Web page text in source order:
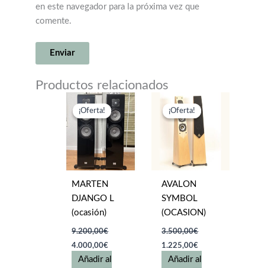
en este navegador para la próxima vez que
comente.
Productos relacionados
¡Oferta!
¡Oferta!
MARTEN
DJANGO L
(ocasión)
9.200,00€
El
precio
original
4.000,00€
precio
actual
Añadir al
¡Oferta!
¡Oferta!
AVALON
SYMBOL
(OCASION)
3.500,00€
El
precio
original
1.225,00€
precio
actual
Añadir al